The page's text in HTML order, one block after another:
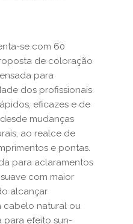
se com 60
de coloração
para
dos profissionais
eficazes e de
mudanças
ao realce de
e pontas.
para aclaramentos
com maior
alcançar
cabelo natural ou
para efeito sun-